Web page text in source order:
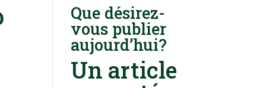
Que désirez-
vous publier
aujourd’hui?
Un article